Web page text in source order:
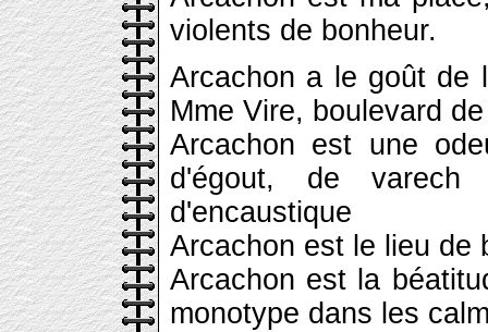
violents de bonheur.
Arcachon a le goût de
Mme Vire, boulevard
Arcachon est une
d'égout, de
d'encaustique
Arcachon est le lieu de
Arcachon est la
monotype dans les